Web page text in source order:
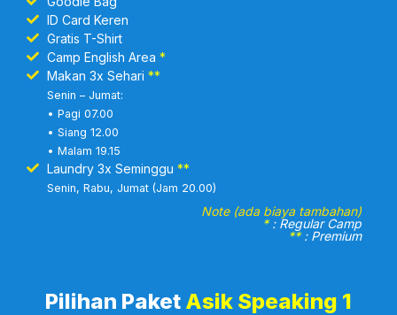
ID Card Keren
Gratis T-Shirt
Camp English Area *
Makan 3x Sehari **
Senin – Jumat:
• Pagi 07.00
• Siang 12.00
• Malam 19.15
Laundry 3x Seminggu **
Senin, Rabu, Jumat (Jam 20.00)
Note (ada biaya tambahan)
*: Regular Camp
**: Premium
Pilihan Paket Asik Speaking 1